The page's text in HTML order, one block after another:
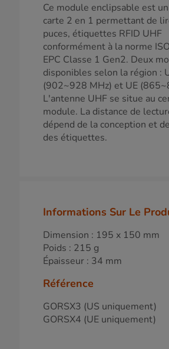
Ce module enclipsable est
carte 2 en 1 permettant de
puces, étiquettes RFID UHF
conformément à la norme
EPC Classe 1 Gen2. Deux
disponibles selon la région :
(902~928 MHz) et UE
L'antenne UHF se situe au
module. La distance de
dépend de la conception et
des étiquettes.
Informations Sur Le
Dimension : 195 x 150 mm
Poids : 215 g
Épaisseur : 34 mm
Référence
GORSX3 (US uniquement)
GORSX4 (UE uniquement)